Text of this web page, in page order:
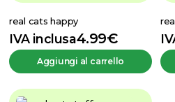
real cats happy
4.99€
IVA inclusa
Aggiungi al carrello